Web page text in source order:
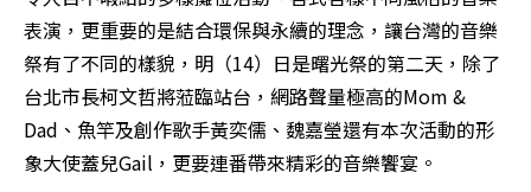
表演，更重要的是結合環保與永續的理念，讓台灣的音樂
祭有了不同的樣貌，明（14）日是曙光祭的第二天，除了
台北市長柯文哲將蒞臨站台，網路聲量極高的Mom &
Dad、魚竿及創作歌手黃奕儒、魏嘉瑩還有本次活動的形
象大使蓋兒Gail，更要連番帶來精彩的音樂饗宴。